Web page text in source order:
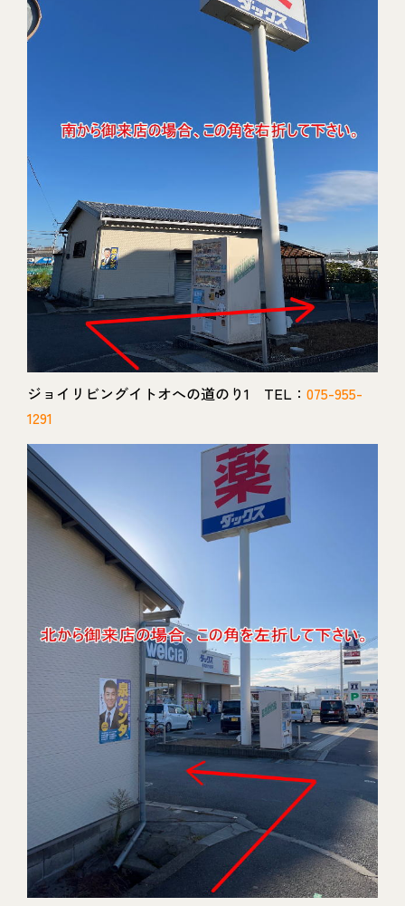
ジョイリビングイトオへの道のり1 TEL： 075-955-
1291